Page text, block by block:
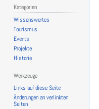
Kategorien
Wissenswertes
Tourismus
Events
Projekte
Historie
Werkzeuge
Links auf diese Seite
Änderungen an verlinkten
Seiten